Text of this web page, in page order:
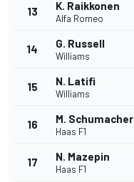
13 K. Raikkonen
Alfa Romeo
14 G. Russell
Williams
15 N. Latifi
Williams
16 M. Schumacher
Haas F1
17 N. Mazepin
Haas F1